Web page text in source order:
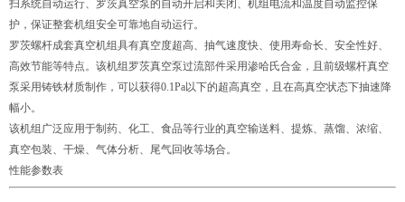
扫系统自动运行、罗茨真空泵的自动开启和关闭、机组电流和温度自动监控保
护，保证整套机组安全可靠地自动运行。
罗茨螺杆成套真空机组具有真空度超高、抽气速度快、使用寿命长、安全性好、
高效节能等特点。该机组罗茨真空泵过流部件采用渗哈氏合金，且前级螺杆真空
泵采用铸铁材质制作，可以获得0.1Pa以下的超高真空，且在高真空状态下抽速降
幅小。
该机组广泛应用于制药、化工、食品等行业的真空输送料、提炼、蒸馏、浓缩、
真空包装、干燥、气体分析、尾气回收等场合。
性能参数表